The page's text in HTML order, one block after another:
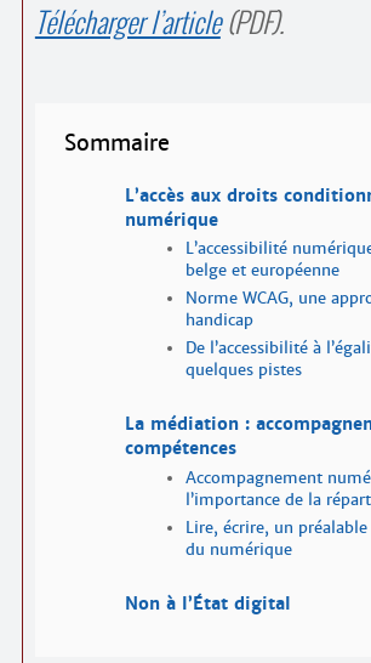
Télécharger l’article(PDF).
Sommaire
L’accès aux droits
numérique
L’accessibilité
belge et européenne
Norme WCAG, une
handicap
De l’accessibilité à
quelques pistes
La médiation :
compétences
Accompagnement
l’importance de la
Lire, écrire, un
du numérique
Non à l’État digital